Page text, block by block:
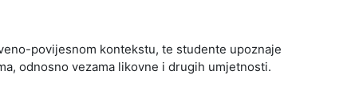
povijesnom kontekstu, te studente upoznaje
odnosno vezama likovne i drugih umjetnosti.